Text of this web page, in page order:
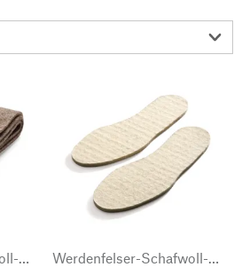
Werdenfelser-Schafwoll-Laden
Werdenfelser-Schafwoll-Laden